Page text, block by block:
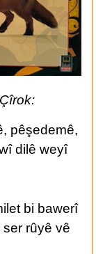
pêşedemê,
dilê weyî
bi bawerî
rûyê vê